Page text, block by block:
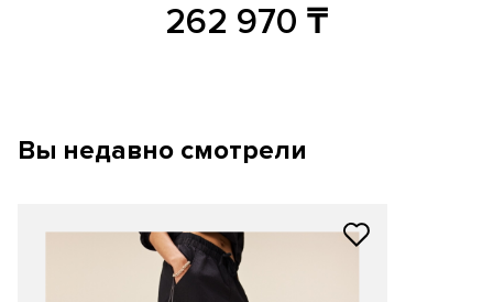
262 970 ₸
Вы недавно смотрели